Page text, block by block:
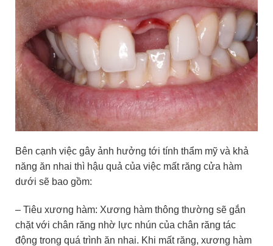
Bên cạnh việc gây ảnh hưởng tới tính thẩm mỹ và khả
năng ăn nhai thì hậu quả của việc mất răng cửa hàm
dưới sẽ bao gồm:
– Tiêu xương hàm: Xương hàm thông thường sẽ gắn
chặt với chân răng nhờ lực nhún của chân răng tác
động trong quá trình ăn nhai. Khi mất răng, xương hàm